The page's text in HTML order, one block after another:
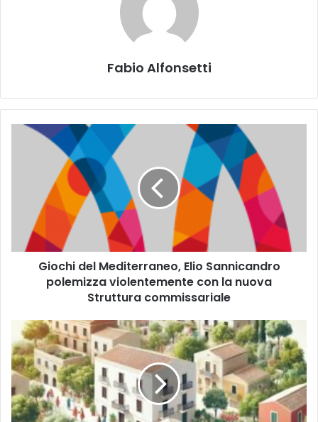
Fabio Alfonsetti
Giochi
Mediterraneo,
Sannicandro
polemizza
violentemente
la
Struttura
Giochi del Mediterraneo, Elio Sannicandro
polemizza violentemente con la nuova
Struttura commissariale
Puglia,
11
milioni
per
ridare
vita
ai